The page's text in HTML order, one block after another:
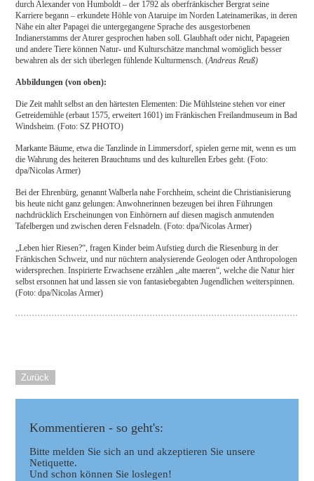
durch Alexander von Humboldt – der 1792 als oberfränkischer Bergrat seine
Karriere begann – erkundete Höhle von Ataruipe im Norden Lateinamerikas, in deren
Nähe ein alter Papagei die untergegangene Sprache des ausgestorbenen
Indianerstamms der Aturer gesprochen haben soll. Glaubhaft oder nicht, Papageien
und andere Tiere können Natur- und Kulturschätze manchmal womöglich besser
bewahren als der sich überlegen fühlende Kulturmensch. (Andreas Reuß)
Abbildungen (von oben):
Die Zeit mahlt selbst an den härtesten Elementen: Die Mühlsteine stehen vor einer
Getreidemühle (erbaut 1575, erweitert 1601) im Fränkischen Freilandmuseum in Bad
Windsheim. (Foto: SZ PHOTO)
Markante Bäume, etwa die Tanzlinde in Limmersdorf, spielen gerne mit, wenn es um
die Wahrung des heiteren Brauchtums und des kulturellen Erbes geht. (Foto:
dpa/Nicolas Armer)
Bei der Ehrenbürg, genannt Walberla nahe Forchheim, scheint die Christianisierung
bis heute nicht ganz gelungen: Anwohnerinnen bezeugen bei ihren Führungen
nachdrücklich Erscheinungen von Einhörnern auf diesen magisch anmutenden
Tafelbergen und zwischen deren Felsnadeln. (Foto: dpa/Nicolas Armer)
„Leben hier Riesen?“, fragen Kinder beim Aufstieg durch die Riesenburg in der
Fränkischen Schweiz, und nur nüchtern analysierende Geologen oder Anthropologen
widersprechen. Inspirierte Erwachsene erzählen „alte maeren“, welche die Natur hier
selbst ersonnen hat und lassen sie von fantasiebegabten Jugendlichen weiterspinnen.
(Foto: dpa/Nicolas Armer)
Zurück
Kommentieren - so geht's:
Bitte melden Sie sich an und akzeptieren Sie unsere
Netiquette.
Und schon können Sie loslegen!